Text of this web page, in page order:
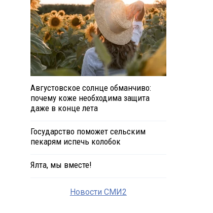
Августовское солнце обманчиво:
почему коже необходима защита
даже в конце лета
Государство поможет сельским
пекарям испечь колобок
Ялта, мы вместе!
Новости СМИ2